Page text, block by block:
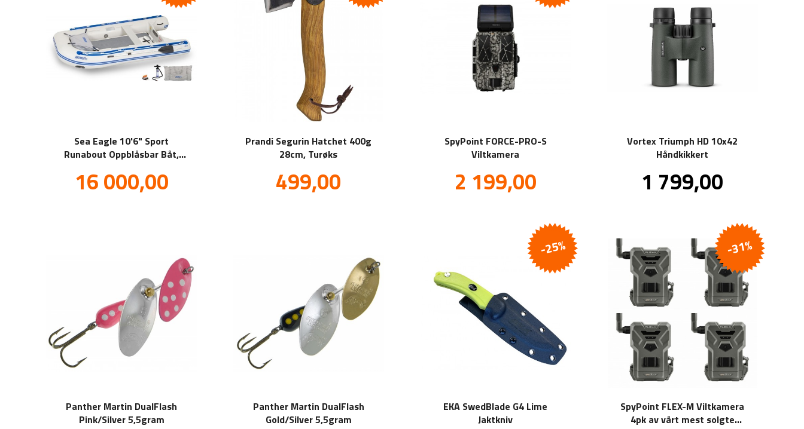
Sea Eagle 10'6" Sport
Runabout Oppblåsbar Båt,
Tilbud
16 000,00inkl.
mva.
Prandi Segurin Hatchet 400g
28cm, Turøks
Tilbud
499,00
SpyPoint FORCE-PRO-S
Viltkamera
Tilbud
2 199,00inkl.
mva.
Vortex Triumph HD 10x42
Håndkikkert
Pris
1 799,00
Panther Martin DualFlash
Pink/Silver 5,5gram
Panther Martin DualFlash
Gold/Silver 5,5gram
EKA SwedBlade G4 Lime
Jaktkniv
-25%
SpyPoint FLEX-M Viltkamera
4pk av vårt mest solgte
-31%